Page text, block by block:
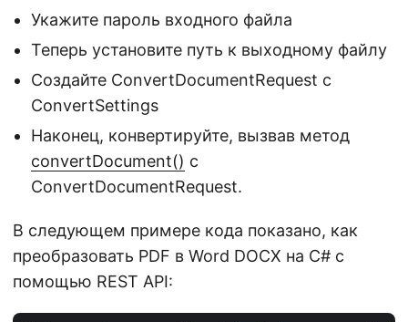
Укажите пароль входного файла
Теперь установите путь к выходному файлу
Создайте ConvertDocumentRequest с
ConvertSettings
Наконец, конвертируйте, вызвав метод
convertDocument() с
ConvertDocumentRequest.
В следующем примере кода показано, как
преобразовать PDF в Word DOCX на C# с
помощью REST API: